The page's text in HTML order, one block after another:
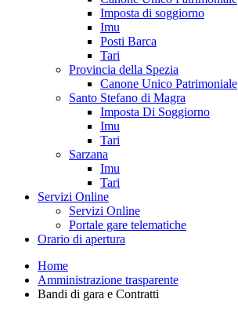
Imposta di soggiorno
Imu
Posti Barca
Tari
Provincia della Spezia
Canone Unico Patrimoniale
Santo Stefano di Magra
Imposta Di Soggiorno
Imu
Tari
Sarzana
Imu
Tari
Servizi Online
Servizi Online
Portale gare telematiche
Orario di apertura
Home
Amministrazione trasparente
Bandi di gara e Contratti